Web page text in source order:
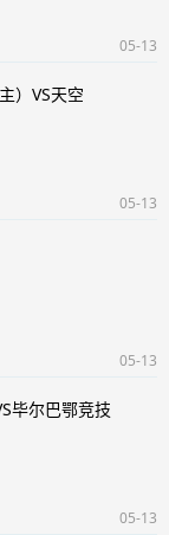
05-13
）VS天空
05-13
05-13
毕尔巴鄂竞技
05-13